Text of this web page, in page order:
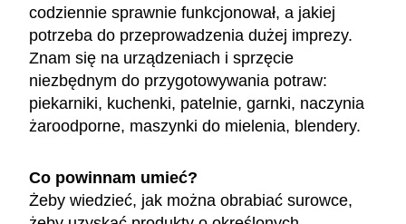
codziennie sprawnie funkcjonował, a jakiej
potrzeba do przeprowadzenia dużej imprezy.
Znam się na urządzeniach i sprzęcie
niezbędnym do przygotowywania potraw:
piekarniki, kuchenki, patelnie, garnki, naczynia
żaroodporne, maszynki do mielenia, blendery.
Co powinnam umieć?
Żeby wiedzieć, jak można obrabiać surowce,